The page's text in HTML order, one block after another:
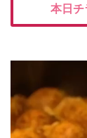
本日チ